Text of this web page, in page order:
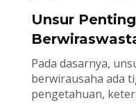
Unsur
Pada dasarnya,
berwirausaha ada
pengetahuan,